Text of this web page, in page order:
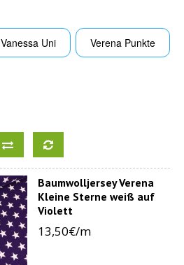
Vanessa Uni Verena Punkte
Baumwolljersey Verena
Kleine Sterne weiß auf
Violett
13,50€/m